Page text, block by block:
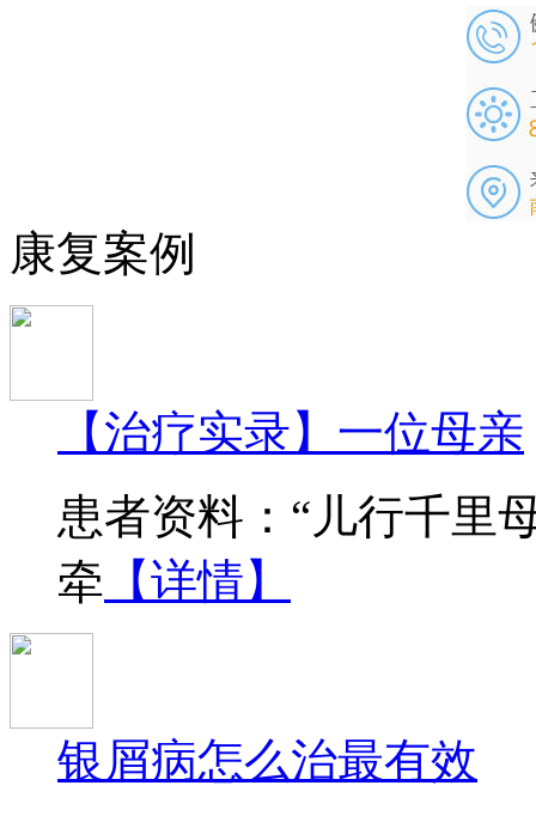
康复案例
【治疗实录】一位母亲
患者资料：“儿行千里
牵 【详情】
银屑病怎么治最有效